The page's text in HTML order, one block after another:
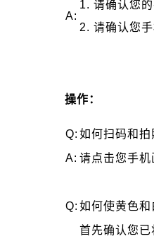
A:
1. 请确认您
2. 请确认您手
操作：
Q: 如何扫码和拍
A: 请点击您手机
Q: 如何使黄色和
首先确认您已